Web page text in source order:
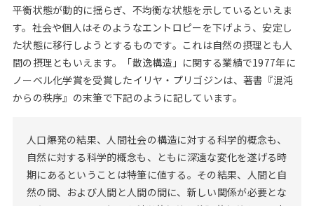
平衡状態が動的に揺らぎ、不均衡な状態を示しているといえま
す。社会や個人はそのようなエントロピーを下げよう、安定し
た状態に移行しようとするものです。これは自然の摂理とも人
間の摂理ともいえます。「散逸構造」に関する業績で1977年に
ノーベル化学賞を受賞したイリヤ・プリゴジンは、著書『混沌
からの秩序』の末筆で下記のように記しています。
人口爆発の結果、人間社会の構造に対する科学的概念も、
自然に対する科学的概念も、ともに深遠な変化を遂げる時
期にあるということは特筆に値する。その結果、人間と自
然の間、および人間と人間の間に、新しい関係が必要とな